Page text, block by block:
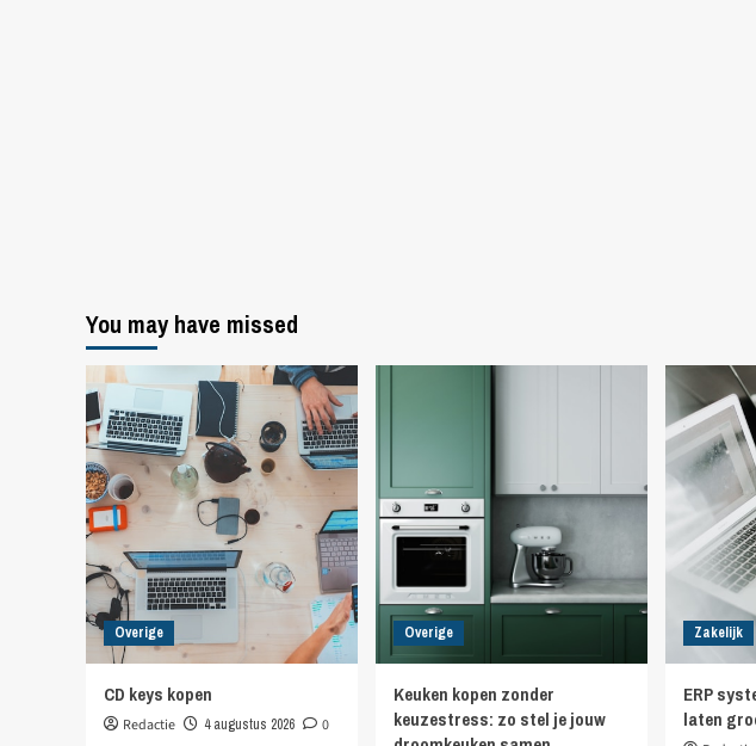
You may have missed
Overige
CD keys kopen
Redactie 4 augustus 2026 0
Overige
Keuken kopen zonder
keuzestress: zo stel je jouw
Zakelijk
ERP
laten